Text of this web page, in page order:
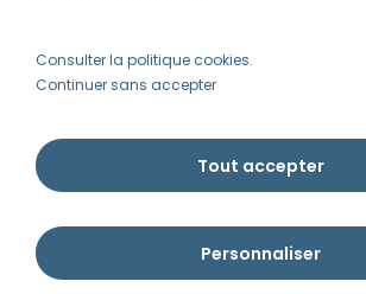
Besoin d'aide ?
Ammannia © Tous droits réservés 2026 | Imaginé par
Consulter la politique cookies.
Continuer sans accepter
Tout accepter
Personnaliser